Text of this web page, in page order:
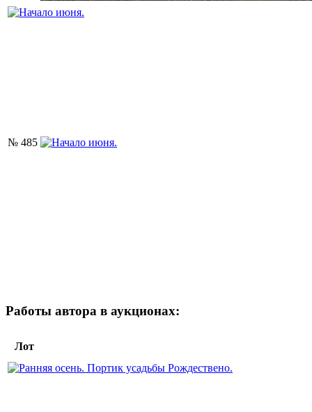
№ 485
Работы автора в аукционах:
Лот